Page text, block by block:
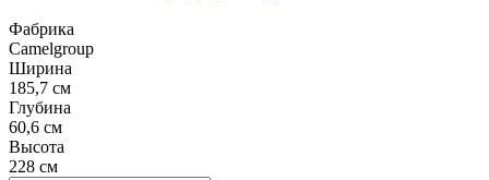
Фабрика
Camelgroup
Ширина
185,7 см
Глубина
60,6 см
Высота
228 см